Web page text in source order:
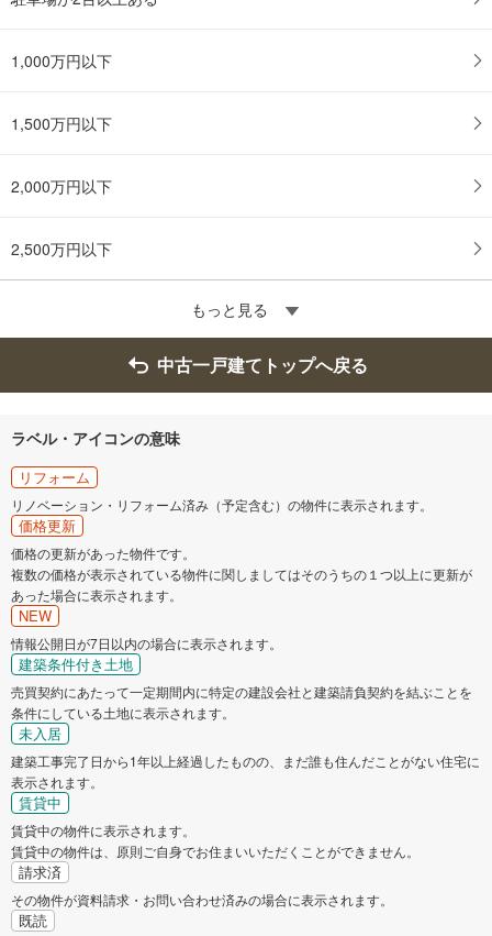
1,000万円以下
1,500万円以下
2,000万円以下
2,500万円以下
もっと見る
中古一戸建てトップへ戻る
ラベル・アイコンの意味
リフォーム
リノベーション・リフォーム済み（予定含む）の物件に表示されます。
価格更新
価格の更新があった物件です。
複数の価格が表示されている物件に関しましてはそのうちの１つ以上に更新が
あった場合に表示されます。
NEW
情報公開日が7日以内の場合に表示されます。
建築条件付き土地
売買契約にあたって一定期間内に特定の建設会社と建築請負契約を結ぶことを
条件にしている土地に表示されます。
未入居
建築工事完了日から1年以上経過したものの、まだ誰も住んだことがない住宅に
表示されます。
賃貸中
賃貸中の物件に表示されます。
賃貸中の物件は、原則ご自身でお住まいいただくことができません。
請求済
その物件が資料請求・お問い合わせ済みの場合に表示されます。
既読